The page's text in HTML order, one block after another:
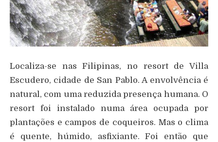
Localiza-se nas Filipinas, no resort de Villa
Escudero, cidade de San Pablo. A envolvência é
natural, com uma reduzida presença humana. O
resort foi instalado numa área ocupada por
plantações e campos de coqueiros. Mas o clima
é quente, húmido, asfixiante. Foi então que